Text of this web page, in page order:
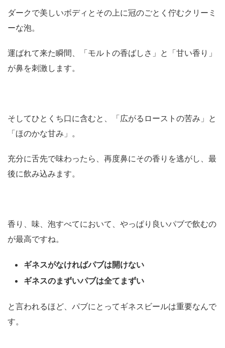
ダークで美しいボディとその上に冠のごとく佇むクリーミ
ーな泡。
運ばれて来た瞬間、「モルトの香ばしさ」と「甘い香り」
が鼻を刺激します。
そしてひとくち口に含むと、「広がるローストの苦み」と
「ほのかな甘み」。
充分に舌先で味わったら、再度鼻にその香りを逃がし、最
後に飲み込みます。
香り、味、泡すべてにおいて、やっぱり良いパブで飲むの
が最高ですね。
ギネスがなければパブは開けない
ギネスのまずいパブは全てまずい
と言われるほど、パブにとってギネスビールは重要なんで
す。